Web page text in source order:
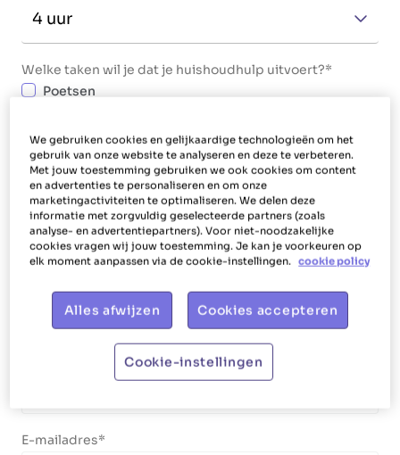
Welke taken wil je dat je huishoudhulp uitvoert?
Poetsen
Maaltijden bereiden
Boodschappen doen
Jouw gegevens
Voornaam
E-mailadres
We gebruiken cookies en gelijkaardige technologieën om het
gebruik van onze website te analyseren en deze te verbeteren.
Met jouw toestemming gebruiken we ook cookies om content
en advertenties te personaliseren en om onze
marketingactiviteiten te optimaliseren. We delen deze
informatie met zorgvuldig geselecteerde partners (zoals
analyse- en advertentiepartners). Voor niet-noodzakelijke
cookies vragen wij jouw toestemming. Je kan je voorkeuren op
elk moment aanpassen via de cookie-instellingen. cookie policy
Alles afwijzen Cookies accepteren
Cookie-instellingen